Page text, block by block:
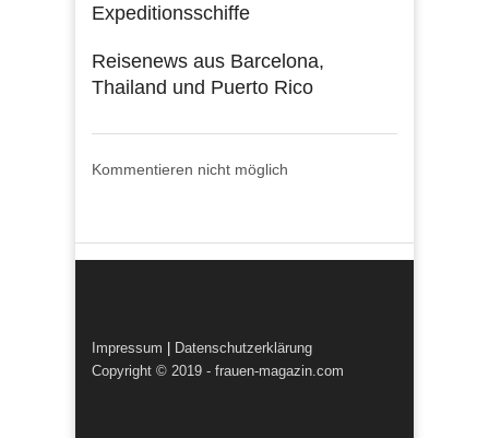
Expeditionsschiffe
Reisenews aus Barcelona,
Thailand und Puerto Rico
Kommentieren nicht möglich
Impressum
Datenschutzerklärung
Copyright © 2019 - frauen-magazin.com